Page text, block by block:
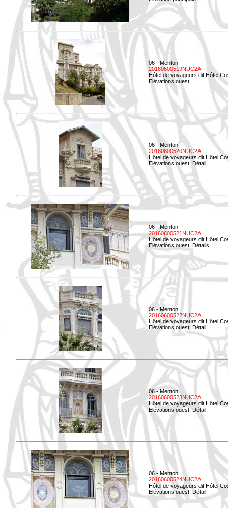
06 - Menton
20160600519NUC2A
Hôtel de voyageurs dit Hôtel
Elévations ouest.
06 - Menton
20160600520NUC2A
Hôtel de voyageurs dit Hôtel
Elévations ouest. Détail.
06 - Menton
20160600521NUC2A
Hôtel de voyageurs dit Hôtel
Elévations ouest. Détails.
06 - Menton
20160600522NUC2A
Hôtel de voyageurs dit Hôtel
Elévations ouest. Détail.
06 - Menton
20160600523NUC2A
Hôtel de voyageurs dit Hôtel
Elévations ouest. Détail.
06 - Menton
20160600524NUC2A
Hôtel de voyageurs dit Hôtel
Elévations ouest. Détail.